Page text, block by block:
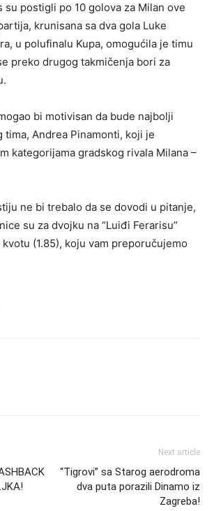
su postigli po 10 golova za Milan ove
krunisana sa dva gola Luke
u polufinalu Kupa, omogućila je timu
preko drugog takmičenja bori za
bi motivisan da bude najbolji
tima, Andrea Pinamonti, koji je
kategorijama gradskog rivala Milana –
ne bi trebalo da se dovodi u pitanje,
su za dvojku na “Luiđi Ferarisu”
(1.85), koju vam preporučujemo
Next article
“Tigrovi” sa Starog aerodroma
dva puta porazili Dinamo iz
Zagreba!